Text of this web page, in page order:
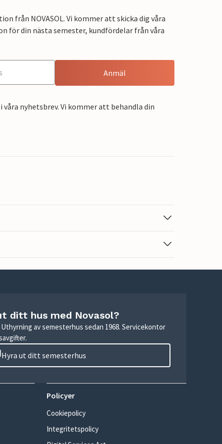
från NOVASOL. Vi kommer att skicka dig våra
för din nästa semester, kundfördelar från våra
Anmäl
nyhetsbrev. Vi kommer att behandla din
ditt hus med Novasol?
av semesterhus sedan 1968. Servicekontor
Hyra ut ditt semesterhus
Policyer
Cookiepolicy
Integritetspolicy